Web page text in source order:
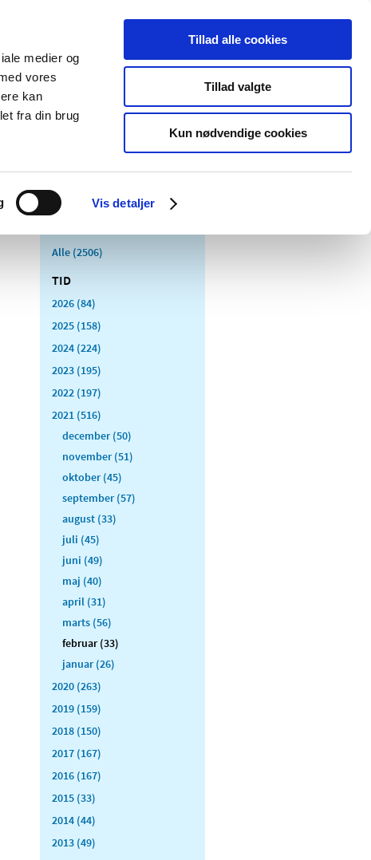
medier og
vores
kan
fra din brug
Vis detaljer
Tillad alle cookies
Tillad valgte
Kun nødvendige cookies
Udgivelser
Medicinsk
Særlige
produktområder
Alle (2506)
TID
2026 (84)
2025 (158)
2024 (224)
2023 (195)
2022 (197)
2021 (516)
december (50)
november (51)
oktober (45)
september (57)
august (33)
juli (45)
juni (49)
maj (40)
april (31)
marts (56)
februar (33)
januar (26)
2020 (263)
2019 (159)
2018 (150)
2017 (167)
2016 (167)
2015 (33)
2014 (44)
2013 (49)